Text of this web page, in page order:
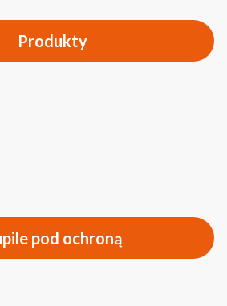
Produkty
pod ochroną